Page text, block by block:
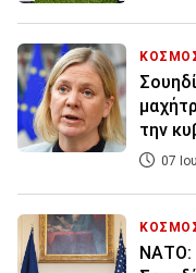
την
07
ΝΑΤΟ: